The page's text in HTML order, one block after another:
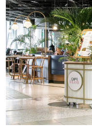
Vloerkleden
Afwerking
Wandafwerking
Beton Ciré
Behang / Wandtextiel
Natuursteen en keramiek
Leer
Schilderwerk